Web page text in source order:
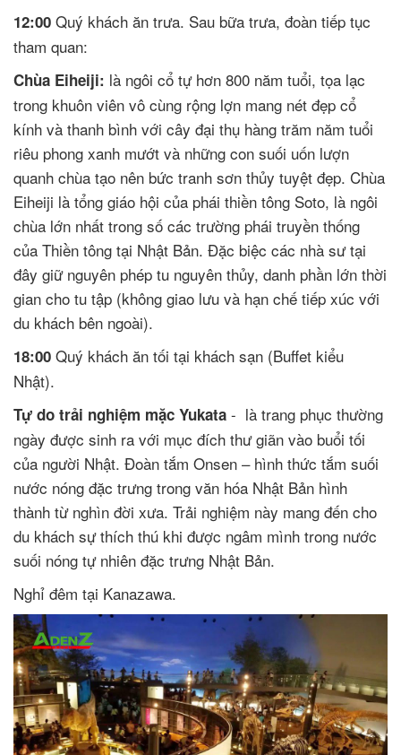
12:00 Quý khách ăn trưa. Sau bữa trưa, đoàn tiếp tục
tham quan:
Chùa Eiheiji: là ngôi cổ tự hơn 800 năm tuổi, tọa lạc
trong khuôn viên vô cùng rộng lợn mang nét đẹp cổ
kính và thanh bình với cây đại thụ hàng trăm năm tuổi
riêu phong xanh mướt và những con suối uốn lượn
quanh chùa tạo nên bức tranh sơn thủy tuyệt đẹp. Chùa
Eiheiji là tổng giáo hội của phái thiền tông Soto, là ngôi
chùa lớn nhất trong số các trường phái truyền thống
của Thiền tông tại Nhật Bản. Đặc biệc các nhà sư tại
đây giữ nguyên phép tu nguyên thủy, danh phần lớn thời
gian cho tu tập (không giao lưu và hạn chế tiếp xúc với
du khách bên ngoài).
18:00 Quý khách ăn tối tại khách sạn (Buffet kiểu
Nhật).
Tự do trải nghiệm mặc Yukata - là trang phục thường
ngày được sinh ra với mục đích thư giãn vào buổi tối
của người Nhật. Đoàn tắm Onsen – hình thức tắm suối
nước nóng đặc trưng trong văn hóa Nhật Bản hình
thành từ nghìn đời xưa. Trải nghiệm này mang đến cho
du khách sự thích thú khi được ngâm mình trong nước
suối nóng tự nhiên đặc trưng Nhật Bản.
Nghỉ đêm tại Kanazawa.